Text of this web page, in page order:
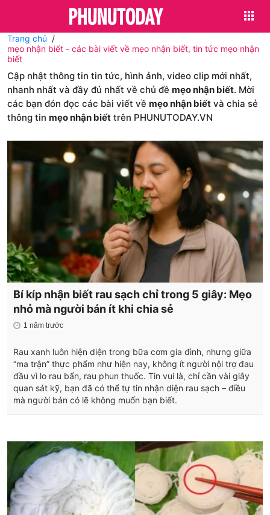
Trang chủ
mẹo nhận biết - các bài viết về mẹo nhận biết, tin tức mẹo nhận
biết
Cập nhật thông tin tin tức, hình ảnh, video clip mới nhất,
nhanh nhất và đầy đủ nhất về chủ đề mẹo nhận biết. Mời
các bạn đón đọc các bài viết về mẹo nhận biết và chia sẻ
thông tin mẹo nhận biết trên PHUNUTODAY.VN
Bí kíp nhận biết rau sạch chỉ trong 5 giây: Mẹo
nhỏ mà người bán ít khi chia sẻ
1 năm trước
Rau xanh luôn hiện diện trong bữa cơm gia đình, nhưng giữa
“ma trận” thực phẩm như hiện nay, không ít người nội trợ đau
đầu vì lo rau bẩn, rau phun thuốc. Tin vui là, chỉ cần vài giây
quan sát kỹ, bạn đã có thể tự tin nhận diện rau sạch – điều
mà người bán có lẽ không muốn bạn biết.